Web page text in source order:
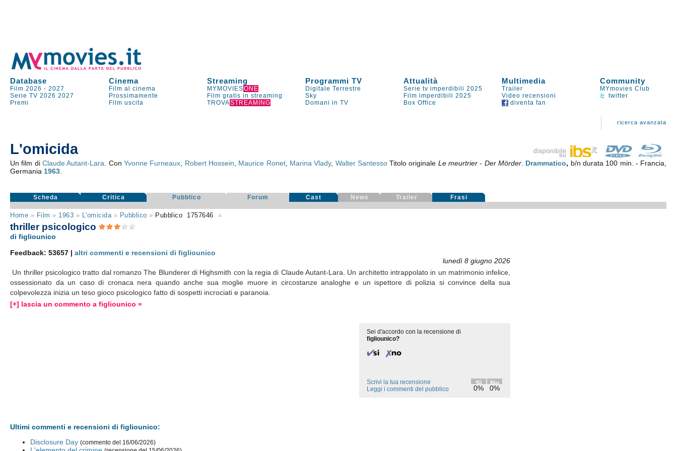
Database Cinema Streaming Programmi TV Attualità Multimedia Community
Film 2026 -2027 Film al cinema MYMOVIESONE Digitale Terrestre Serie tv imperdibili 2025 Trailer
MYmovies Club
Serie TV 2026 2027 Prossimamente Film gratis in streaming Sky Film imperdibili 2025 Video recensioni
twitter
Premi
Film uscita TROVASTREAMING Domani in TV Box Office diventa fan
ricerca avanzata
L'omicida
Un film diClaude Autant-Lara . ConYvonne Furneaux Robert Hossein Maurice Ronet, Marina Vlady, Walter SantessoTitolo originale Le meurtrier - Der Mörder Drammatico, b/n durata 100 min. - Francia,
Germania 1963
Scheda Critica Pubblico Forum Cast News Trailer Frasi
Home » Film » 1963 » L'omicida» Pubblico » Pubblico 1757646 »
thriller psicologico
di figliounico
Feedback: 53657 |altri commenti e recensioni di figliounico
lunedì 8 giugno 2026
Un thriller psicologico tratto dal romanzo The Blunderer di Highsmith con la regia di Claude Autant-Lara. Un architetto intrappolato in un matrimonio infelice,
ossessionato da un caso di cronaca nera quando anche sua moglie muore in circostanze analoghe e un ispettore di polizia si convince della sua
colpevolezza inizia un teso gioco psicologico fatto di sospetti incrociati e paranoia.
[+] lascia un commento a figliounico »
Sei d'accordo con la recensione di
figliounico?
Sì
0%
No
0%
Scrivi la tua recensione
Leggi i commenti del pubblico
Ultimi commenti e recensioni di figliounico:
Disclosure Day (commento del 16/06/2026)